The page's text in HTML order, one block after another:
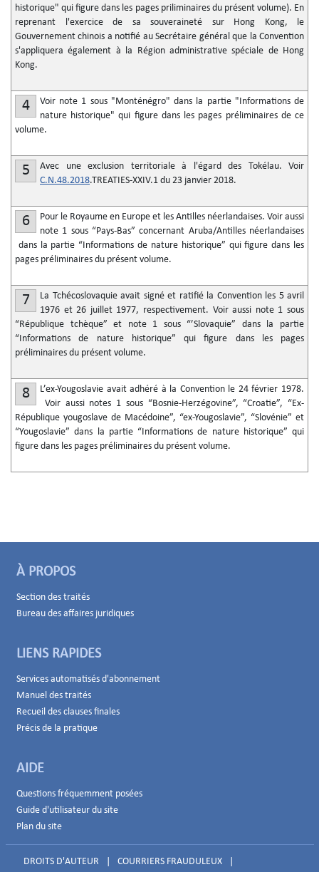
historique" qui figure dans les pages priliminaires du présent volume). En
reprenant l'exercice de sa souveraineté sur Hong Kong, le
Gouvernement chinois a notifié au Secrétaire général que la Convention
s'appliquera également à la Région administrative spéciale de Hong
Kong.
4
Voir note 1 sous "Monténégro" dans la partie "Informations de
nature historique" qui figure dans les pages préliminaires de ce
volume.
5
Avec une exclusion territoriale à l'égard des Tokélau. Voir
C.N.48.2018.TREATIES-XXIV.1 du 23 janvier 2018.
6
Pour le Royaume en Europe et les Antilles néerlandaises. Voir aussi
note 1 sous “Pays-Bas” concernant Aruba/Antilles néerlandaises
dans la partie “Informations de nature historique” qui figure dans les
pages préliminaires du présent volume.
7
La Tchécoslovaquie avait signé et ratifié la Convention les 5 avril
1976 et 26 juillet 1977, respectivement. Voir aussi note 1 sous
“République tchèque” et note 1 sous “’Slovaquie” dans la partie
“Informations de nature historique” qui figure dans les pages
préliminaires du présent volume.
8
L’ex-Yougoslavie avait adhéré à la Convention le 24 février 1978.
Voir aussi notes 1 sous “Bosnie-Herzégovine”, “Croatie”, “Ex-
République yougoslave de Macédoine”, “ex-Yougoslavie”, “Slovénie” et
“Yougoslavie” dans la partie “Informations de nature historique” qui
figure dans les pages préliminaires du présent volume.
À PROPOS
Section des traités
Bureau des affaires juridiques
LIENS RAPIDES
Services automatisés d'abonnement
Manuel des traités
Recueil des clauses finales
Précis de la pratique
AIDE
Questions fréquemment posées
Guide d'utilisateur du site
Plan du site
DROITS D'AUTEUR COURRIERS FRAUDULEUX